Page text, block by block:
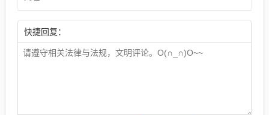
快捷回复：